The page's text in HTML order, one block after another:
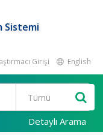
Sistemi
Girişi English
Detaylı Arama